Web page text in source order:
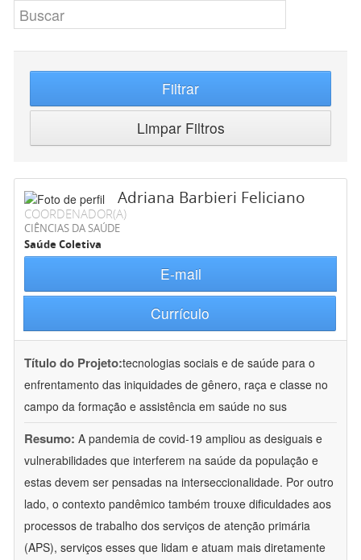
Filtrar
Limpar Filtros
Adriana Barbieri Feliciano
COORDENADOR(A)
CIÊNCIAS DA SAÚDE
Saúde Coletiva
E-mail
Currículo
Título do Projeto:tecnologias sociais e de saúde para o
enfrentamento das iniquidades de gênero, raça e classe no
campo da formação e assistência em saúde no sus
Resumo: A pandemia de covid-19 ampliou as desiguais e
vulnerabilidades que interferem na saúde da população e
estas devem ser pensadas na interseccionalidade. Por outro
lado, o contexto pandêmico também trouxe dificuldades aos
processos de trabalho dos serviços de atenção primária
(APS), serviços esses que lidam e atuam mais diretamente